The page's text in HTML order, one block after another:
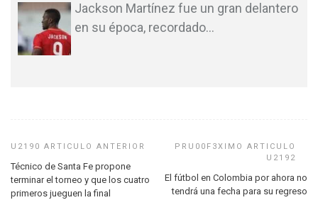
Jackson Martínez fue un gran delantero
en su época, recordado…
Técnico de Santa Fe propone
terminar el torneo y que los cuatro
primeros jueguen la final
El fútbol en Colombia por ahora no
tendrá una fecha para su regreso